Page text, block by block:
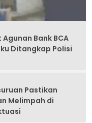
Bank BCA
Ditangkap Polisi
Pastikan
Melimpah di